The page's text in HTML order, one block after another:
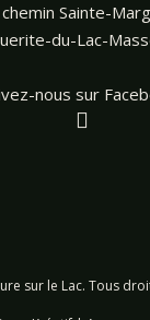
Sainte-
du-Lac-
nous sur
sur le Lac. Tous